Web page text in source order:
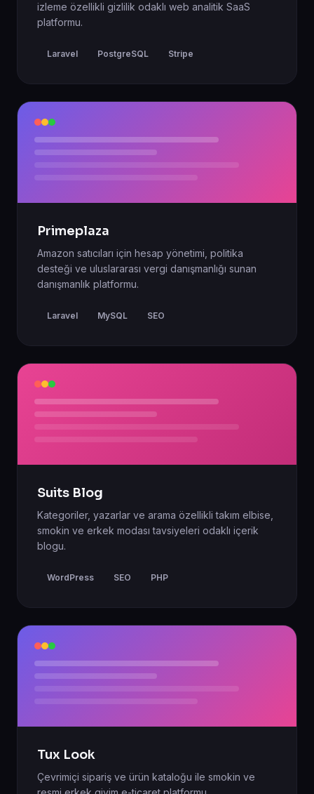
izleme özellikli gizlilik odaklı web analitik SaaS
platformu.
Laravel PostgreSQL Stripe
Primeplaza
Amazon satıcıları için hesap yönetimi, politika
desteği ve uluslararası vergi danışmanlığı sunan
danışmanlık platformu.
Laravel MySQL SEO
Suits Blog
Kategoriler, yazarlar ve arama özellikli takım elbise,
smokin ve erkek modası tavsiyeleri odaklı içerik
blogu.
WordPress SEO PHP
Tux Look
Çevrimiçi sipariş ve ürün kataloğu ile smokin ve